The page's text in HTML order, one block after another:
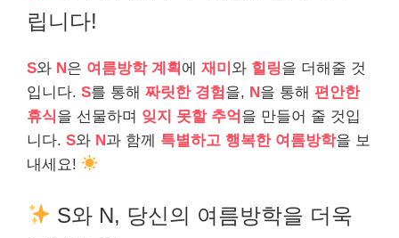
립니다!
S와 N은 여름방학 계획 에 재미 와 힐링을 더해줄 것
입니다. S를 통해 짜릿한 경험을, N을 통해 편안한
휴식을 선물하며 잊지 못할 추억 을 만들어 줄 것입
니다. S와 N과 함께 특별하고 행복한 여름방학을 보
내세요!
S와 N, 당신의 여름방학을 더욱